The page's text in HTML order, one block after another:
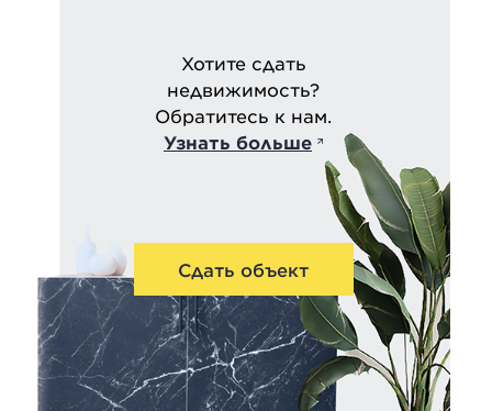
Хотите сдать
недвижимость?
Обратитесь к нам.
Узнать больше
Сдать объект